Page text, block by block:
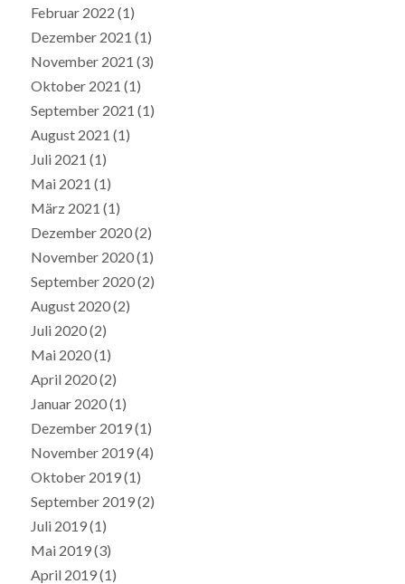
Februar 2022 (1)
Dezember 2021 (1)
November 2021 (3)
Oktober 2021 (1)
September 2021 (1)
August 2021 (1)
Juli 2021 (1)
Mai 2021 (1)
März 2021 (1)
Dezember 2020(2)
November 2020(1)
September 2020(2)
August 2020(2)
Juli 2020(2)
Mai 2020(1)
April 2020(2)
Januar 2020(1)
Dezember 2019(1)
November 2019(4)
Oktober 2019(1)
September 2019(2)
Juli 2019(1)
Mai 2019(3)
April 2019(1)